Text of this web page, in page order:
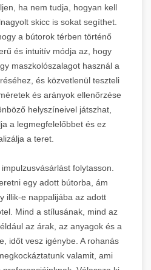
ha nem tudja, hogyan kell
skicc is sokat segíthet.
a bútorok térben történő
és intuitív módja az, hogy
maszkolószalagot használ a
és közvetlenül teszteli
és arányok ellenőrzése
helyszíneivel játszhat,
a legmegfelelőbbet és ez
a teret.
folytasson.
egy adott bútorba, ám
illik-e nappalijába az adott
Mind a stílusának, mind az
az árak, az anyagok és a
időt vesz igénybe. A rohanás
valamit, ami